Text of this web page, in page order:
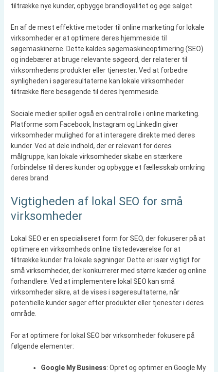
tiltrække nye kunder, opbygge brandloyalitet og øge salget.
En af de mest effektive metoder til online marketing for lokale
virksomheder er at optimere deres hjemmeside til
søgemaskinerne. Dette kaldes søgemaskineoptimering (SEO)
og indebærer at bruge relevante søgeord, der relaterer til
virksomhedens produkter eller tjenester. Ved at forbedre
synligheden i søgeresultaterne kan lokale virksomheder
tiltrække flere besøgende til deres hjemmeside.
Sociale medier spiller også en central rolle i online marketing.
Platforme som Facebook, Instagram og LinkedIn giver
virksomheder mulighed for at interagere direkte med deres
kunder. Ved at dele indhold, der er relevant for deres
målgruppe, kan lokale virksomheder skabe en stærkere
forbindelse til deres kunder og opbygge et fællesskab omkring
deres brand.
Vigtigheden af lokal SEO for små
virksomheder
Lokal SEO er en specialiseret form for SEO, der fokuserer på at
optimere en virksomheds online tilstedeværelse for at
tiltrække kunder fra lokale søgninger. Dette er især vigtigt for
små virksomheder, der konkurrerer med større kæder og online
forhandlere. Ved at implementere lokal SEO kan små
virksomheder sikre, at de vises i søgeresultaterne, når
potentielle kunder søger efter produkter eller tjenester i deres
område.
For at optimere for lokal SEO bør virksomheder fokusere på
følgende elementer:
Google My Business: Opret og optimer en Google My